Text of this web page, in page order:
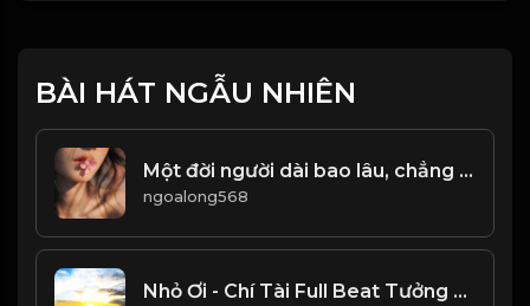
BÀI HÁT NGẪU NHIÊN
Một đời người dài bao lâu, chẳng ai có thể dự tính được. Kiếp này vinh hay nhục, chẳng ai nắm chắc được! & Đạo
ngoalong568
Nhỏ Ơi - Chí Tài Full Beat Tưởng Nhớ Danh Hài Chí Tài_1782008672743